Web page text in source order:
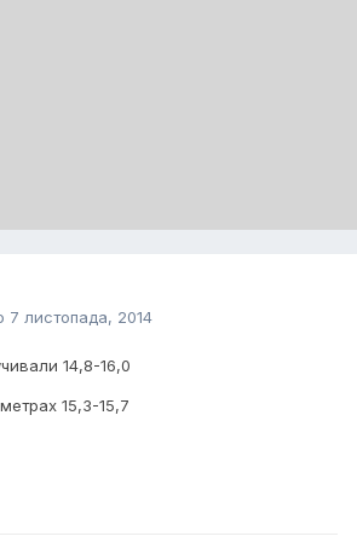
7 листопада, 2014
14,8-16,0
15,3-15,7